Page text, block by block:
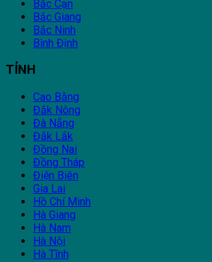
Bắc Cạn
Bắc Giang
Bắc Ninh
Bình Định
TỈNH
Cao Bằng
Đắk Nông
Đà Nẵng
Đắk Lắk
Đồng Nai
Đồng Tháp
Điện Biên
Gia Lai
Hồ Chí Minh
Hà Giang
Hà Nam
Hà Nội
Hà Tĩnh